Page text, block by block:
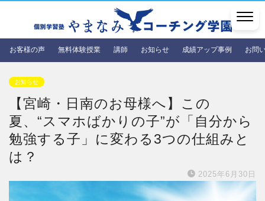
お客様の声 無料体験授業 講師 お知らせ 成績アップ事例 お問
お知らせ
【宮崎・日南のお母様へ】この
夏、“スマホばかりの子”が「自分から
勉強する子」に変わる3つの仕組みと
は？
2025年6月30日